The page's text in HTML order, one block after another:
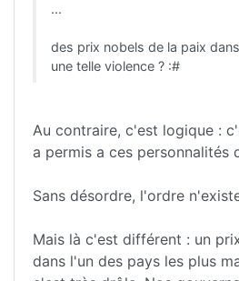
...
des prix nobels de la paix
une telle violence ? :#
Au contraire, c'est logique :
a permis a ces personnalités
Sans désordre, l'ordre
Mais là c'est différent : un
dans l'un des pays les plus